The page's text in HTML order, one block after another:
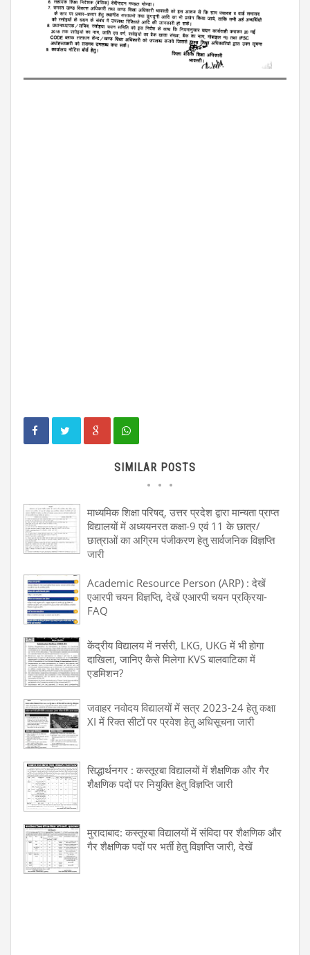
SIMILAR POSTS
माध्यमिक शिक्षा परिषद्, उत्तर प्रदेश द्वारा मान्यता प्राप्त
विद्यालयों में अध्ययनरत कक्षा-9 एवं 11 के छात्र/
छात्राओं का अग्रिम पंजीकरण हेतु सार्वजनिक विज्ञप्ति
जारी
Academic Resource Person (ARP) : देखें
एआरपी चयन विज्ञप्ति, देखें एआरपी चयन प्रक्रिया-
FAQ
केंद्रीय विद्यालय में नर्सरी, LKG, UKG में भी होगा
दाखिला, जानिए कैसे मिलेगा KVS बालवाटिका में
एडमिशन?
जवाहर नवोदय विद्यालयों में सत्र 2023-24 हेतु कक्षा
XI में रिक्त सीटों पर प्रवेश हेतु अधिसूचना जारी
सिद्धार्थनगर : कस्तूरबा विद्यालयों में शैक्षणिक और गैर
शैक्षणिक पदों पर नियुक्ति हेतु विज्ञप्ति जारी
मुरादाबाद: कस्तूरबा विद्यालयों में संविदा पर शैक्षणिक और
गैर शैक्षणिक पदों पर भर्ती हेतु विज्ञप्ति जारी, देखें